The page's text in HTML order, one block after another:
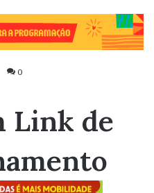
0
Link de